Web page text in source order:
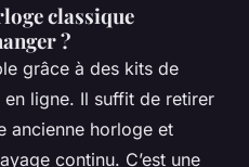
classique
?
grâce à des kits de
ligne. Il suffit de retirer
ancienne horloge et
continu. C’est une